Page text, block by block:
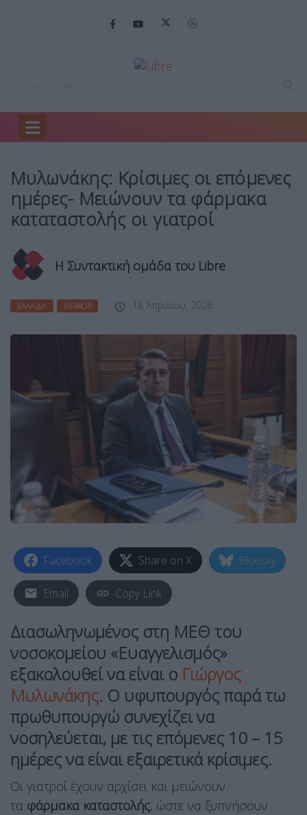
Home
Μυλωνάκης: Κρίσιμες οι επόμενες
ημέρες- Μειώνουν τα φάρμακα
καταταστολής οι γιατροί
Η Συντακτική ομάδα του Libre
ΕΛΛΆΔΑ MIRROR 18 Απριλίου, 2026
Facebook Share on X Bluesky
Email Copy Link
Διασωληνωμένος στη ΜΕΘ του
νοσοκομείου «Ευαγγελισμός»
εξακολουθεί να είναι ο Γιώργος
Μυλωνάκης. Ο υφυπουργός παρά τω
πρωθυπουργώ συνεχίζει να
νοσηλεύεται, με τις επόμενες 10 – 15
ημέρες να είναι εξαιρετικά κρίσιμες.
Οι γιατροί έχουν αρχίσει και μειώνουν
τα φάρμακα καταστολής, ώστε να ξυπνήσουν